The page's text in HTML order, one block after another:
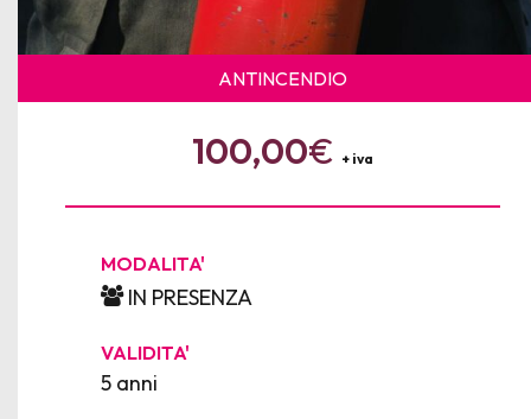
ANTINCENDIO
100,00€ + iva
MODALITA'
IN PRESENZA
VALIDITA'
5 anni